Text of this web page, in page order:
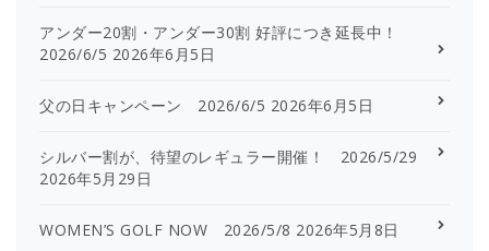
アンダー20割・アンダー30割 好評につき延長中！
2026/6/5 2026年6月5日
父の日キャンペーン 2026/6/5 2026年6月5日
シルバー割が、待望のレギュラー開催！ 2026/5/29
2026年5月29日
WOMEN’S GOLF NOW 2026/5/8 2026年5月8日